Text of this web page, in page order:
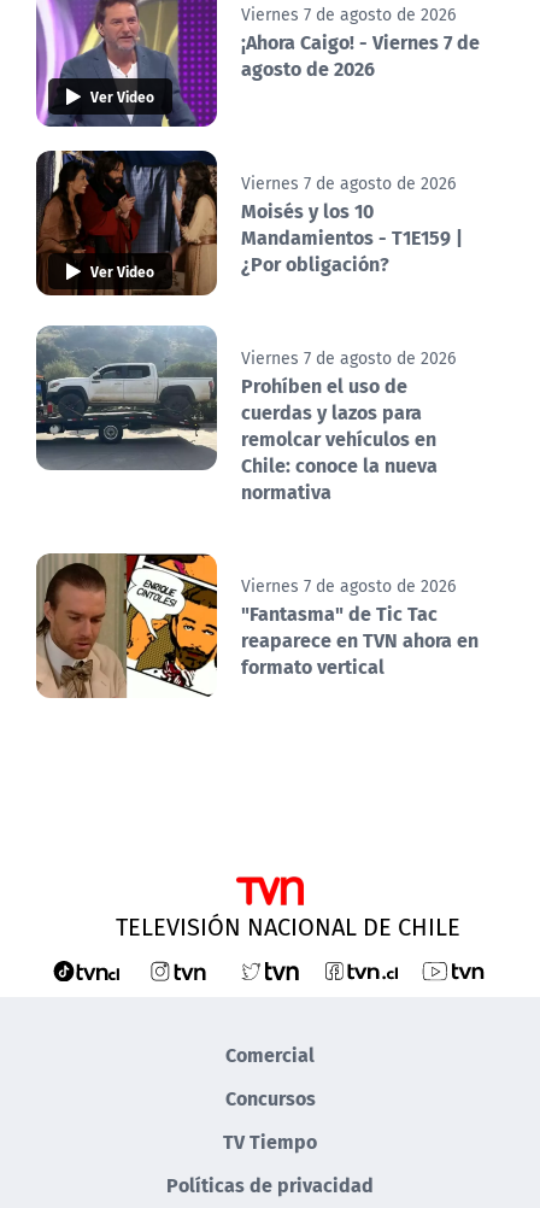
Ver Video
Viernes 7 de agosto de 2026
¡Ahora Caigo! - Viernes 7 de
agosto de 2026
Ver Video
Viernes 7 de agosto de 2026
Moisés y los 10
Mandamientos - T1E159 |
¿Por obligación?
Viernes 7 de agosto de 2026
Prohíben el uso de
cuerdas y lazos para
remolcar vehículos en
Chile: conoce la nueva
normativa
Viernes 7 de agosto de 2026
"Fantasma" de Tic Tac
reaparece en TVN ahora en
formato vertical
TELEVISIÓN NACIONAL DE CHILE
Comercial
Concursos
TV Tiempo
Políticas de privacidad